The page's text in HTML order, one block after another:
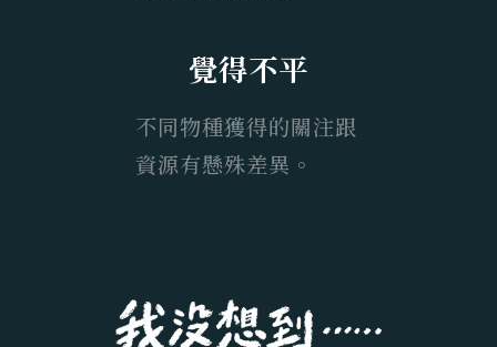
覺得不平
不同物種獲得的關注跟
資源有懸殊差異。